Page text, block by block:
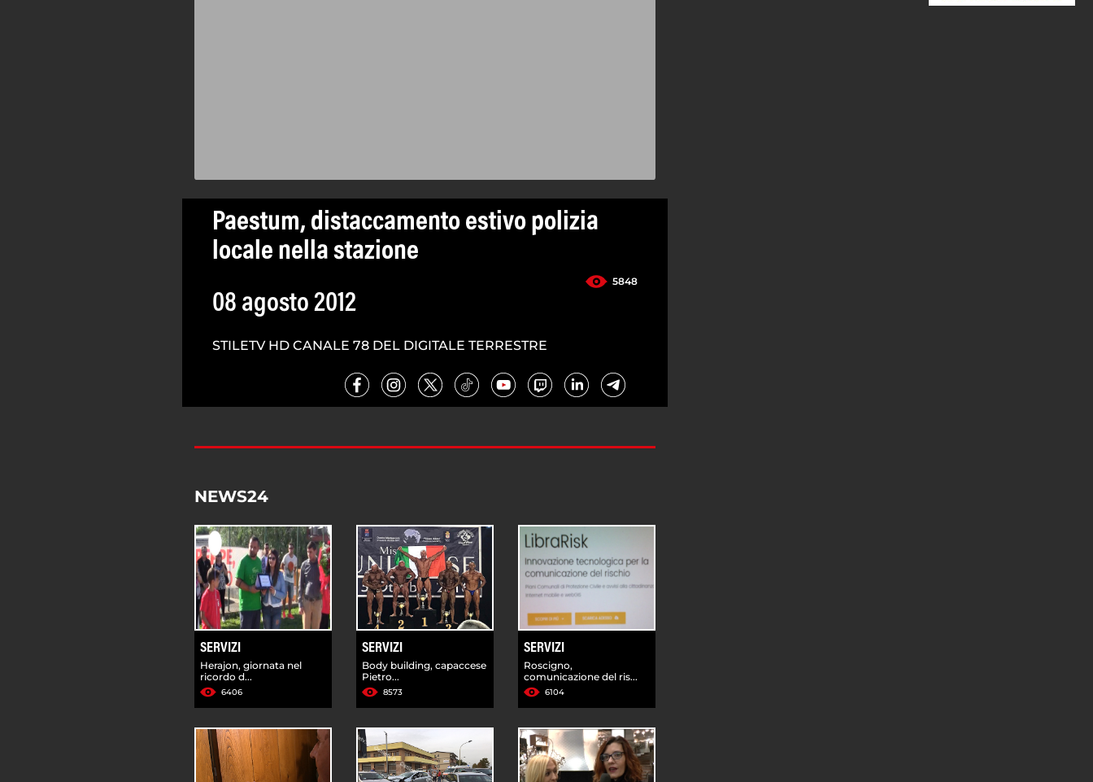
Paestum, distaccamento estivo polizia
locale nella stazione
5848
08 agosto 2012
STILETV HD CANALE 78 DEL DIGITALE TERRESTRE
NEWS24
SERVIZI
Herajon, giornata nel
ricordo d...
6406
SERVIZI
Body building, capaccese
Pietro...
8573
SERVIZI
Roscigno,
comunicazione del ris...
6104